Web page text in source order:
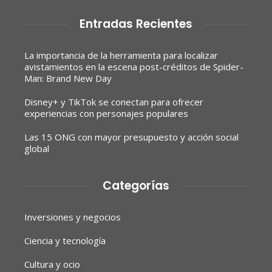
Entradas Recientes
La importancia de la herramienta para localizar
avistamientos en la escena post-créditos de Spider-
Man: Brand New Day
Disney+ y TikTok se conectan para ofrecer
experiencias con personajes populares
Las 15 ONG con mayor presupuesto y acción social
global
Categorías
Inversiones y negocios
Ciencia y tecnología
Cultura y ocio